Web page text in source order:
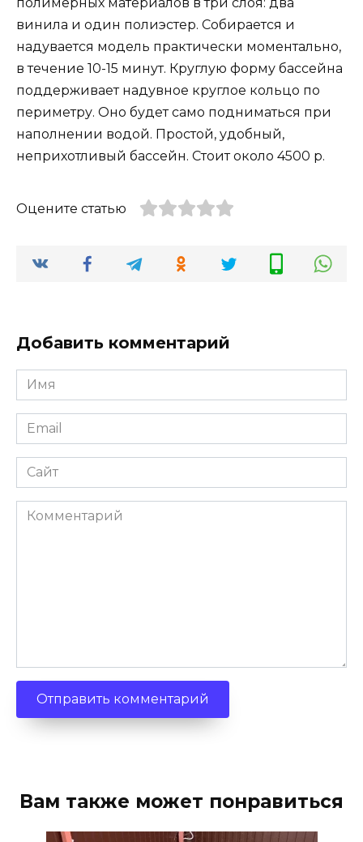
винила и один полиэстер. Собирается и
надувается модель практически моментально,
в течение 10-15 минут. Круглую форму бассейна
поддерживает надувное круглое кольцо по
периметру. Оно будет само подниматься при
наполнении водой. Простой, удобный,
неприхотливый бассейн. Стоит около 4500 р.
Оцените статью
Добавить комментарий
Имя
Email
Сайт
Комментарий
Вам также может понравиться